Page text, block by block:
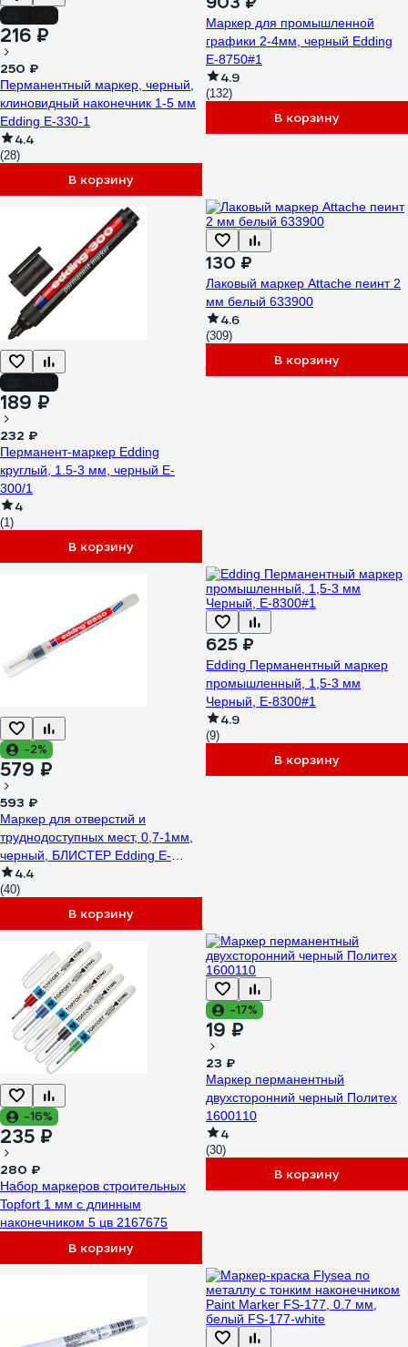
216 ₽
250 ₽
Перманентный маркер, черный,
клиновидный наконечник 1-5 мм
Edding E-330-1
4.4
(28)
В корзину
Маркер для промышленной
графики 2-4мм, черный Edding
E-8750#1
4.9
(132)
В корзину
189 ₽
232 ₽
Перманент-маркер Edding
круглый, 1.5-3 мм, черный E-
300/1
4
(1)
В корзину
130 ₽
Лаковый маркер Attache пеинт 2
мм белый 633900
4.6
(309)
В корзину
-2%
579 ₽
593 ₽
Маркер для отверстий и
труднодоступных мест, 0,7-1мм,
черный, БЛИСТЕР Edding E-
8850#1
4.4
(40)
В корзину
625 ₽
Edding Перманентный маркер
промышленный, 1,5-3 мм
Черный, E-8300#1
4.9
(9)
В корзину
-16%
235 ₽
280 ₽
Набор маркеров строительных
Topfort 1 мм с длинным
наконечником 5 цв 2167675
В корзину
-17%
19 ₽
23 ₽
Маркер перманентный
двухсторонний черный Политех
1600110
4
(30)
В корзину